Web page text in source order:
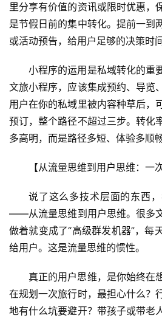
问
答
社
里分享有价值的资讯或限时优惠，
是节假日前的集中转化。提前一到
或活动预告，给用户足够的决策时间
小程序的运用是私域转化的重
文旅小程序，应该集成预约、导览
用户在你的私域里被内容种草后，
预订，整个路径不超过三步。转化
多高明，而是路径多短、体验多顺畅
【从流量思维到用户思维：一
说了这么多技术层面的东西
——从流量思维到用户思维。很多
做着就变成了“高级群发机器”，每
给用户。这是流量思维的惯性。
真正的用户思维，是你始终在
在规划一次旅行时，最担心什么？
地有什么坑要避开？带孩子或带老